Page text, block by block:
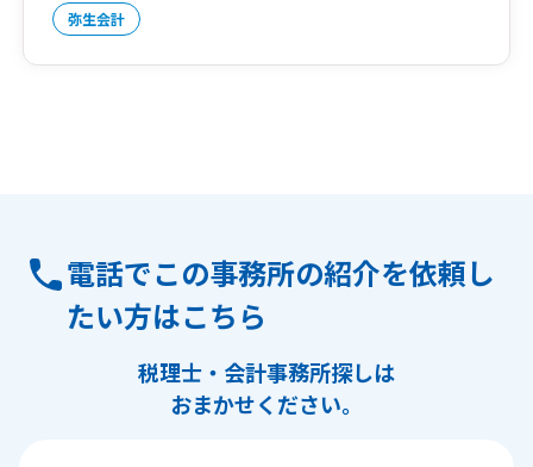
弥生会計
電話でこの事務所の紹介を依頼し
たい方はこちら
税理士・会計事務所探しは
おまかせください。